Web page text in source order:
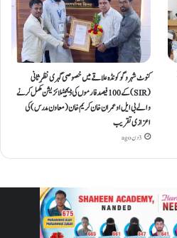
کنوٹ شہر و گوکونڈہ علاقے میں خصوصی گہری نظرِ ثانی
(SIR) کے 100 فیصد فارموں کی ڈیجیٹلائزیشن مکمل کرنے
والے بی ایل او عمران خان کریم خان (معاون مدرس) کی
اعزازی تقریب
3 دن ago